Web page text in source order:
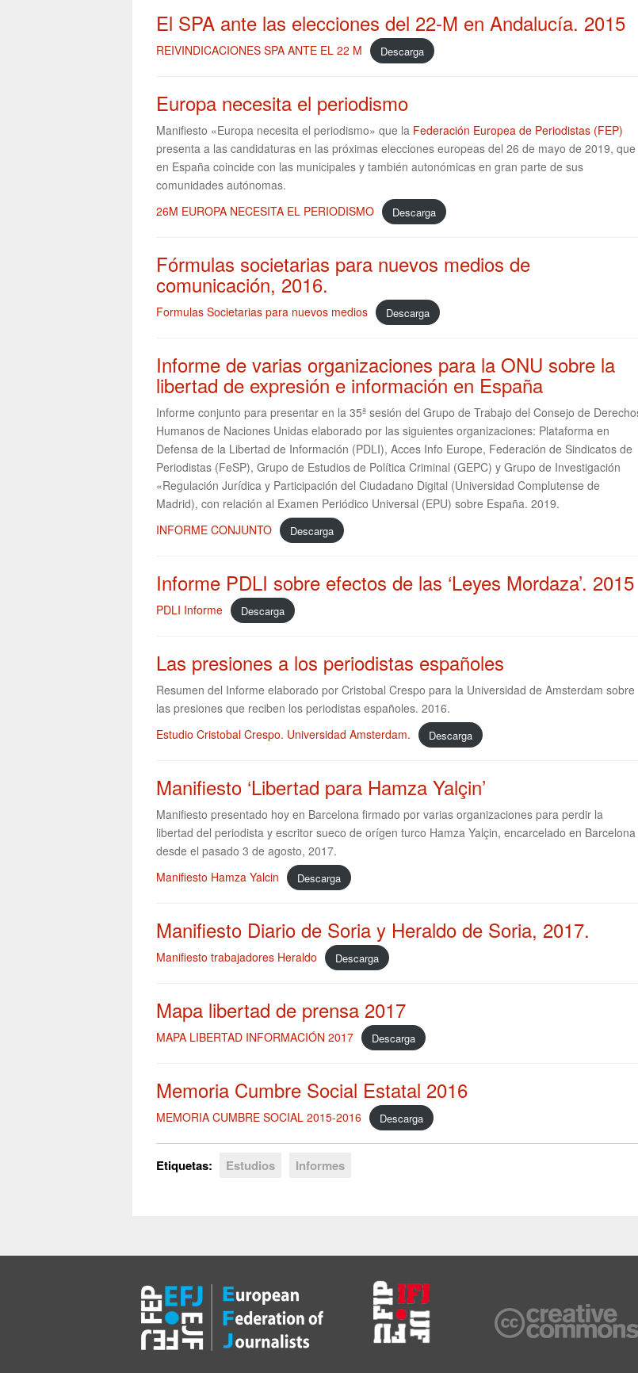
El SPA ante las elecciones del 22-M en Andalucía. 2015
REIVINDICACIONES SPA ANTE EL 22 M Descarga
Europa necesita el periodismo
Manifiesto «Europa necesita el periodismo» que la Federación Europea de Periodistas (FEP)
presenta a las candidaturas en las próximas elecciones europeas del 26 de mayo de 2019, que
en España coincide con las municipales y también autonómicas en gran parte de sus
comunidades autónomas.
26M EUROPA NECESITA EL PERIODISMO
Descarga
Fórmulas societarias para nuevos medios de
comunicación, 2016.
Formulas Societarias para nuevos medios Descarga
Informe de varias organizaciones para la ONU sobre la
libertad de expresión e información en España
Informe conjunto para presentar en la 35ª sesión del Grupo de Trabajo del Consejo de
Humanos de Naciones Unidas elaborado por las siguientes organizaciones: Plataforma en
Defensa de la Libertad de Información (PDLI), Acces Info Europe, Federación de Sindicatos de
Periodistas (FeSP), Grupo de Estudios de Política Criminal (GEPC) y Grupo de Investigación
«Regulación Jurídica y Participación del Ciudadano Digital (Universidad Complutense de
Madrid), con relación al Examen Periódico Universal (EPU) sobre España. 2019.
INFORME CONJUNTO
Descarga
Informe PDLI sobre efectos de las ‘Leyes Mordaza’. 2015
PDLI Informe Descarga
Las presiones a los periodistas españoles
Resumen del Informe elaborado por Cristobal Crespo para la Universidad de Amsterdam sobre
las presiones que reciben los periodistas españoles. 2016.
Estudio Cristobal Crespo. Universidad Amsterdam.
Descarga
Manifiesto ‘Libertad para Hamza Yalçin’
Manifiesto presentado hoy en Barcelona firmado por varias organizaciones para perdir la
libertad del periodista y escritor sueco de orígen turco Hamza Yalçin, encarcelado en Barcelona
desde el pasado 3 de agosto, 2017.
Manifiesto Hamza Yalcin
Descarga
Manifiesto Diario de Soria y Heraldo de Soria, 2017.
Manifiesto trabajadores Heraldo Descarga
Mapa libertad de prensa 2017
MAPA LIBERTAD INFORMACIÓN 2017 Descarga
Memoria Cumbre Social Estatal 2016
MEMORIA CUMBRE SOCIAL 2015-2016 Descarga
Etiquetas: Estudios Informes